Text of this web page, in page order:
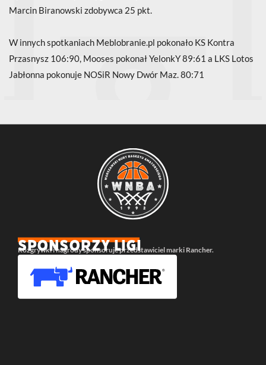
Marcin Biranowski zdobywca 25 pkt.
W innych spotkaniach Meblobranie.pl pokonało KS Kontra
Przasnysz 106:90, Mooses pokonał YelonkY 89:61 a LKS Lotos
Jabłonna pokonuje NOSiR Nowy Dwór Maz. 80:71
SPONSORZY LIGI
Rozgrywki i nagrody sponsoruje przedstawiciel marki Rancher.